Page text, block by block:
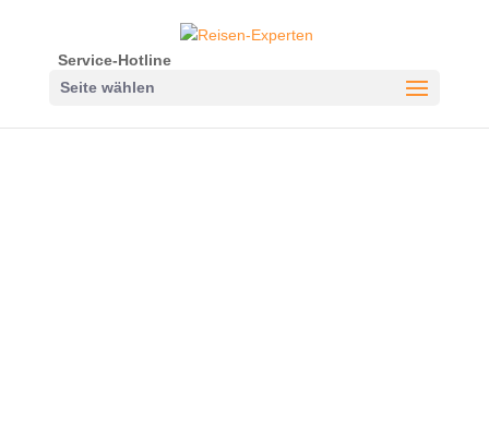
Service-Hotline
Seite wählen